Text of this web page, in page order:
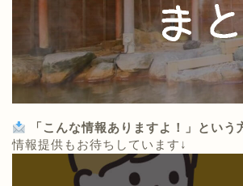
「こんな情報ありますよ！」という
情報提供もお待ちしています↓